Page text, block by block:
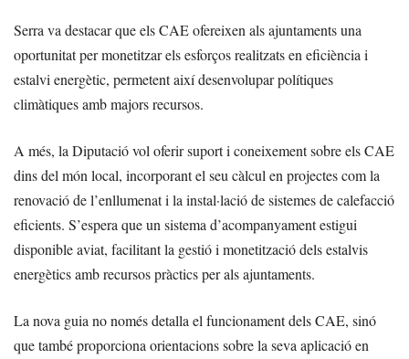
Serra va destacar que els CAE ofereixen als ajuntaments una
oportunitat per monetitzar els esforços realitzats en eficiència i
estalvi energètic, permetent així desenvolupar polítiques
climàtiques amb majors recursos.
A més, la Diputació vol oferir suport i coneixement sobre els CAE
dins del món local, incorporant el seu càlcul en projectes com la
renovació de l’enllumenat i la instal·lació de sistemes de calefacció
eficients. S’espera que un sistema d’acompanyament estigui
disponible aviat, facilitant la gestió i monetització dels estalvis
energètics amb recursos pràctics per als ajuntaments.
La nova guia no només detalla el funcionament dels CAE, sinó
que també proporciona orientacions sobre la seva aplicació en